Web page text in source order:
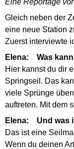
Eine Reportage
Gleich neben der
eine neue Station
Zuerst interviewte
Elena: Was
Hier kannst du dir
Springseil. Das
viele Sprünge
auftreten. Mit dem
Elena: Und was
Das ist eine
Wenn du deinen